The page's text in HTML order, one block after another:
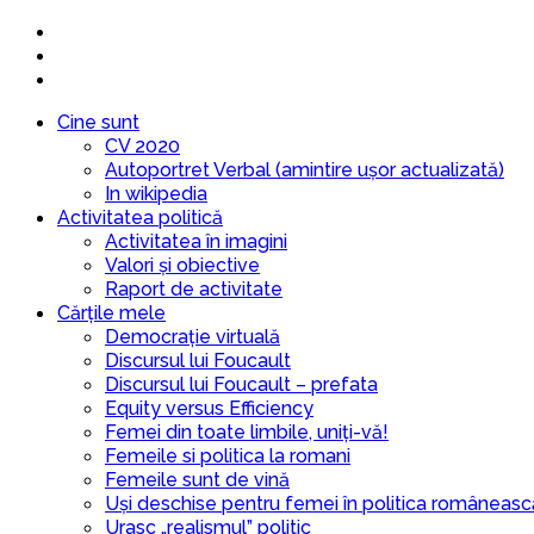
Cine sunt
CV 2020
Autoportret Verbal (amintire ușor actualizată)
In wikipedia
Activitatea politică
Activitatea în imagini
Valori și obiective
Raport de activitate
Cărțile mele
Democrație virtuală
Discursul lui Foucault
Discursul lui Foucault – prefata
Equity versus Efficiency
Femei din toate limbile, uniți-vă!
Femeile si politica la romani
Femeile sunt de vină
Uși deschise pentru femei în politica
Urasc „realismul” politic